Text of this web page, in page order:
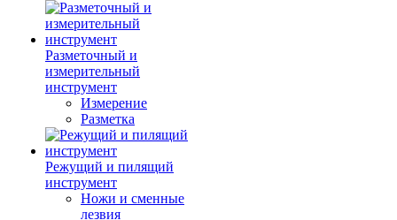
Разметочный и
измерительный
инструмент
Измерение
Разметка
Режущий и пилящий
инструмент
Ножи и сменные
лезвия